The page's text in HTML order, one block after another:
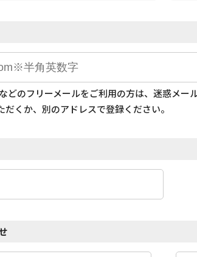
どのフリーメールをご利用の方は、迷惑メー
くか、別のアドレスで登録ください。